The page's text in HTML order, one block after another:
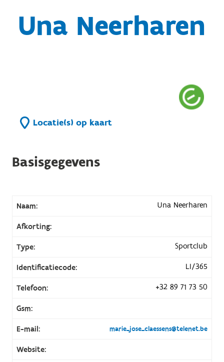
Una Neerharen
Locatie(s) op kaart
Basisgegevens
Naam: Una Neerharen
Afkorting:
Type: Sportclub
Identificatiecode: LI/365
Telefoon: +32 89 71 73 50
Gsm:
E-mail: marie_jose_claessens@telenet.be
Website: